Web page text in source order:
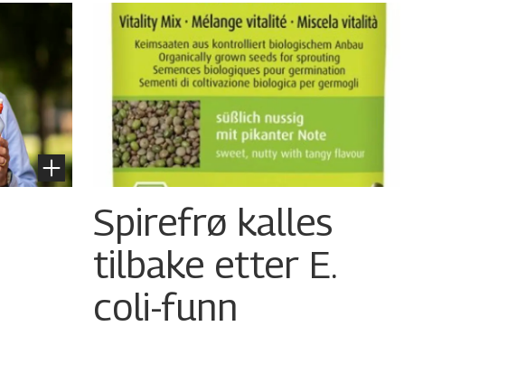
Spirefrø kalles
tilbake etter E.
coli-funn